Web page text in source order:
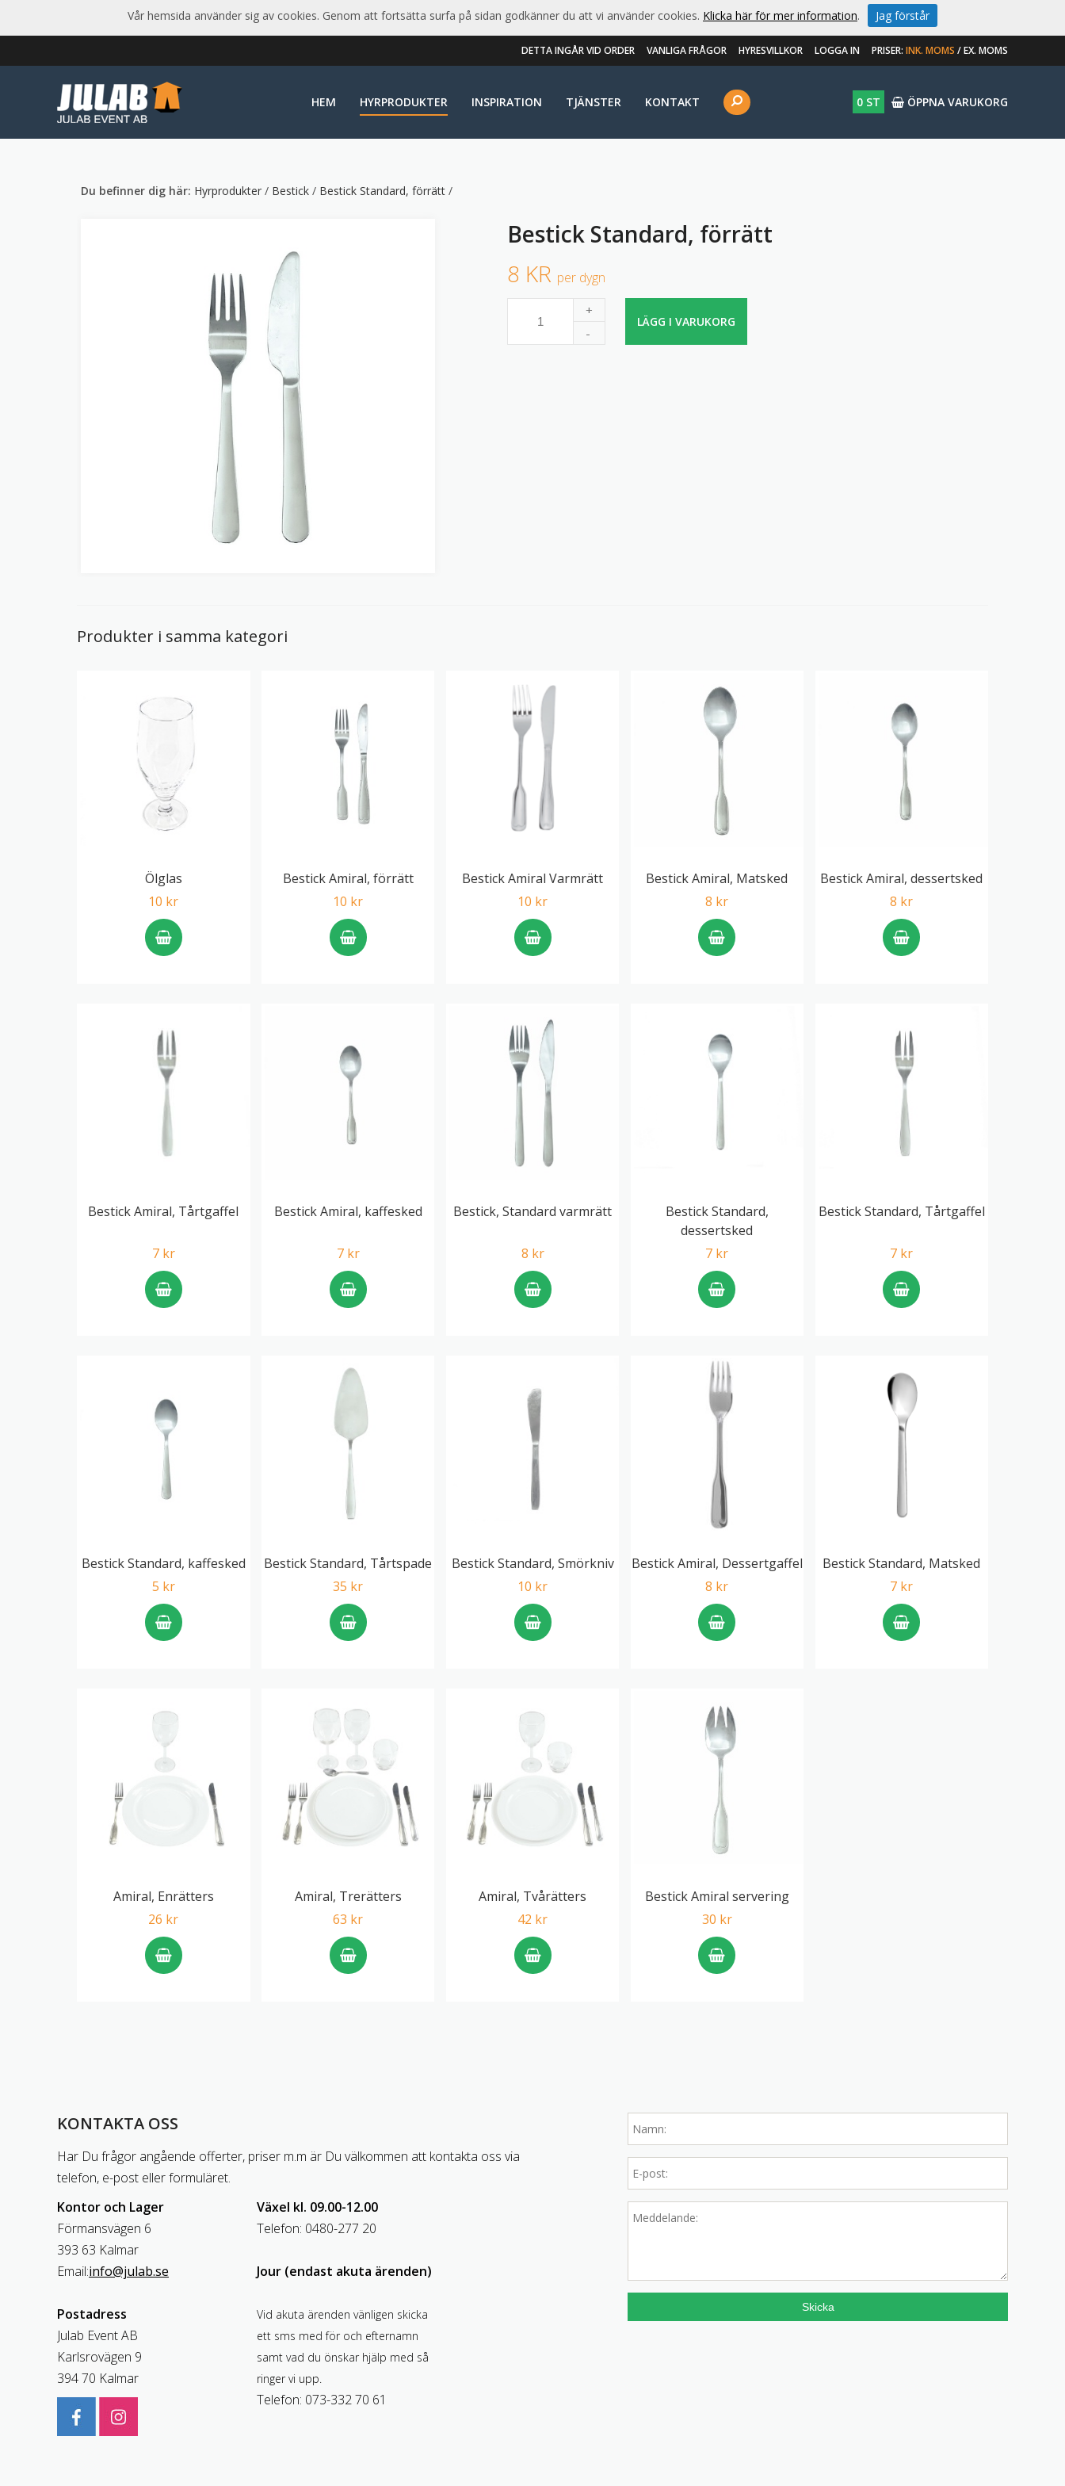
DETTA INGÅR VID ORDER VANLIGA FRÅGOR HYRESVILLKOR LOGGA IN PRISER: INK. MOMS /EX. MOMS
HEM HYRPRODUKTER INSPIRATION TJÄNSTER KONTAKT 0 ST ÖPPNA VARUKORG
Du befinner dig här: Hyrprodukter / Bestick / Bestick Standard, förrätt /
Bestick Standard, förrätt
8 KR per dygn
+
-
LÄGG I VARUKORG
Produkter i samma kategori
Ölglas
10 kr
Bestick Amiral, förrätt
10 kr
Bestick Amiral Varmrätt
10 kr
Bestick Amiral, Matsked
8 kr
Bestick Amiral, dessertsked
8 kr
Bestick Amiral, Tårtgaffel
7 kr
Bestick Amiral, kaffesked
7 kr
Bestick, Standard varmrätt
8 kr
Bestick Standard,
dessertsked
7 kr
Bestick Standard, Tårtgaffel
7 kr
Bestick Standard, kaffesked
5 kr
Bestick Standard, Tårtspade
35 kr
Bestick Standard, Smörkniv
10 kr
Bestick Amiral, Dessertgaffel
8 kr
Bestick Standard, Matsked
7 kr
Amiral, Enrätters
26 kr
Amiral, Trerätters
63 kr
Amiral, Tvårätters
42 kr
Bestick Amiral servering
30 kr
KONTAKTA OSS
Har Du frågor angående offerter, priser m.m är Du välkommen att kontakta oss via
telefon, e-post eller formuläret.
Kontor och Lager
Förmansvägen 6
393 63 Kalmar
Email:info@julab.se
Postadress
Julab Event AB
Karlsrovägen 9
394 70 Kalmar
Växel kl. 09.00-12.00
Telefon: 0480-277 20
Jour (endast akuta ärenden)
Vid akuta ärenden vänligen skicka
ett sms med för och efternamn
samt vad du önskar hjälp med så
ringer vi upp.
Telefon: 073-332 70 61
Vår hemsida använder sig av cookies. Genom att fortsätta surfa på sidan godkänner du att vi använder cookies. Klicka här för mer information. Jag förstår